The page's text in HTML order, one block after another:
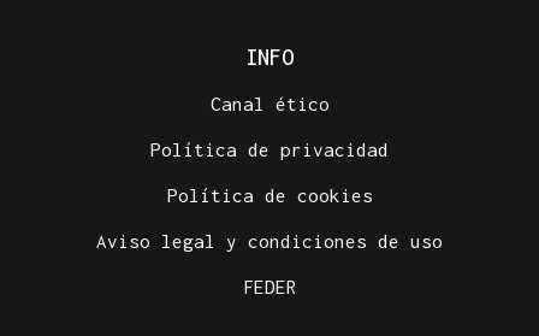
INFO
Canal ético
Política de privacidad
Política de cookies
Aviso legal y condiciones de uso
FEDER